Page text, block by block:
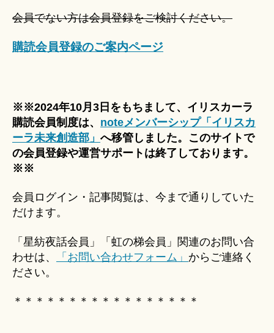
会員でない方は会員登録をご検討ください。
購読会員登録のご案内ページ
※※2024年10月3日をもちまして、イリスカーラ
購読会員制度は、 noteメンバーシップ「イリスカ
ーラ未来創造部」 へ移管しました。このサイトで
の会員登録や運営サポートは終了しております。
※※
会員ログイン・記事閲覧は、今まで通りしていた
だけます。
「星紡夜話会員」「虹の梯会員」関連のお問い合
わせは、
「お問い合わせフォーム」 からご連絡く
ださい。
＊＊＊＊＊＊＊＊＊＊＊＊＊＊＊＊＊